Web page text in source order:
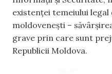
existenței temeiului
moldovenești –
grave prin care sunt
Republicii Moldova.